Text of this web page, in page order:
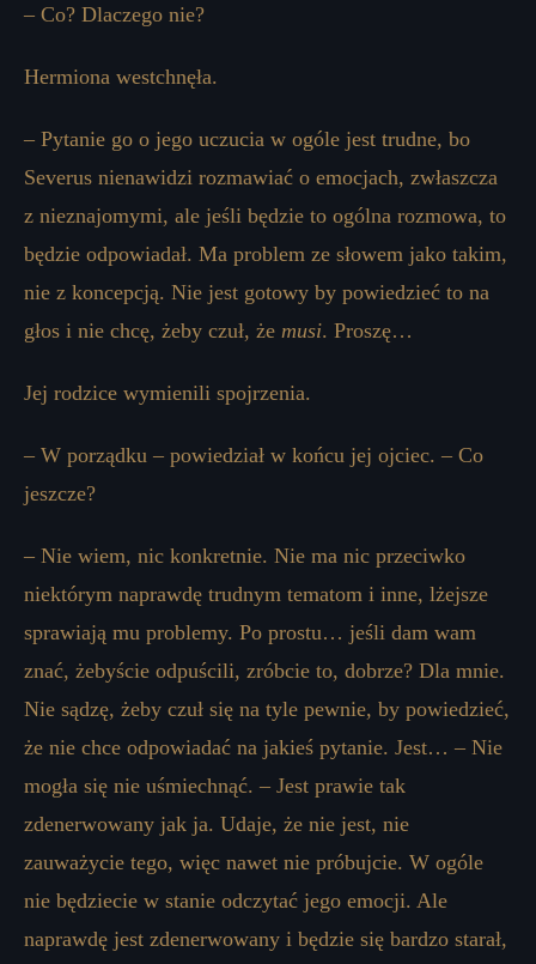
– Co? Dlaczego nie?
Hermiona westchnęła.
– Pytanie go o jego uczucia w ogóle jest trudne, bo
Severus nienawidzi rozmawiać o emocjach, zwłaszcza
z nieznajomymi, ale jeśli będzie to ogólna rozmowa, to
będzie odpowiadał. Ma problem ze słowem jako takim,
nie z koncepcją. Nie jest gotowy by powiedzieć to na
głos i nie chcę, żeby czuł, że musi. Proszę…
Jej rodzice wymienili spojrzenia.
– W porządku – powiedział w końcu jej ojciec. – Co
jeszcze?
– Nie wiem, nic konkretnie. Nie ma nic przeciwko
niektórym naprawdę trudnym tematom i inne, lżejsze
sprawiają mu problemy. Po prostu… jeśli dam wam
znać, żebyście odpuścili, zróbcie to, dobrze? Dla mnie.
Nie sądzę, żeby czuł się na tyle pewnie, by powiedzieć,
że nie chce odpowiadać na jakieś pytanie. Jest… – Nie
mogła się nie uśmiechnąć. – Jest prawie tak
zdenerwowany jak ja. Udaje, że nie jest, nie
zauważycie tego, więc nawet nie próbujcie. W ogóle
nie będziecie w stanie odczytać jego emocji. Ale
naprawdę jest zdenerwowany i będzie się bardzo starał,